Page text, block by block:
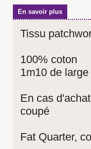
En savoir plus
Tissu
100% coton
1m10 de large
En cas
coupé
Fat Quarter,